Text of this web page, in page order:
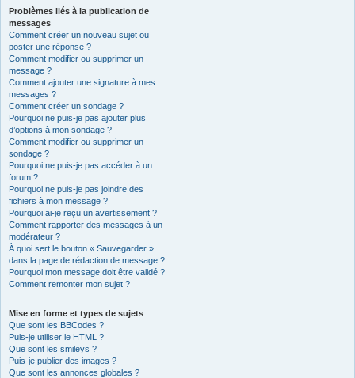
Problèmes liés à la publication de
messages
Comment créer un nouveau sujet ou
poster une réponse ?
Comment modifier ou supprimer un
message ?
Comment ajouter une signature à mes
messages ?
Comment créer un sondage ?
Pourquoi ne puis-je pas ajouter plus
d’options à mon sondage ?
Comment modifier ou supprimer un
sondage ?
Pourquoi ne puis-je pas accéder à un
forum ?
Pourquoi ne puis-je pas joindre des
fichiers à mon message ?
Pourquoi ai-je reçu un avertissement ?
Comment rapporter des messages à un
modérateur ?
À quoi sert le bouton « Sauvegarder »
dans la page de rédaction de message ?
Pourquoi mon message doit être validé ?
Comment remonter mon sujet ?
Mise en forme et types de sujets
Que sont les BBCodes ?
Puis-je utiliser le HTML ?
Que sont les smileys ?
Puis-je publier des images ?
Que sont les annonces globales ?